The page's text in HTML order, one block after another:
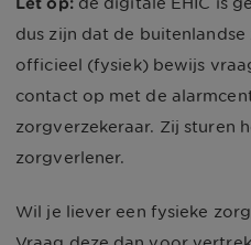
dus zijn dat de
officieel (fysiek) bewijs
contact op met de
zorgverzekeraar. Zij sturen
zorgverlener.
Wil je liever een fysieke